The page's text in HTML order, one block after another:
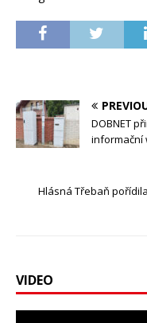
DOBNET
informační
Hlásná Třebaň
VIDEO